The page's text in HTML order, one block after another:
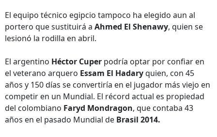
El equipo técnico egipcio tampoco ha elegido aun al
portero que sustituirá a Ahmed El Shenawy, quien se
lesionó la rodilla en abril.
El argentino Héctor Cuper podría optar por confiar en
el veterano arquero Essam El Hadaryquien, con 45
años y 150 días se convertiría en el jugador más viejo en
competir en un Mundial. El récord actual es propiedad
del colombiano Faryd Mondragon, que contaba 43
años en el pasado Mundial de Brasil 2014.